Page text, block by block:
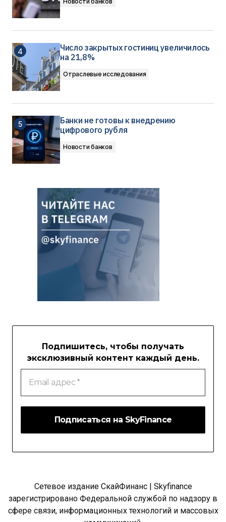
Число закрытых гостиниц увеличилось
на 21,8%
Отраслевые исследования
Банки не готовы к внедрению
цифрового рубля
Новости банков
Подпишитесь, чтобы получать
эксклюзивный контент каждый день.
Email
адрес
Сетевое издание СкайФинанс | Skyfinance
зарегистрировано Федеральной службой по надзору в
сфере связи, информационных технологий и массовых